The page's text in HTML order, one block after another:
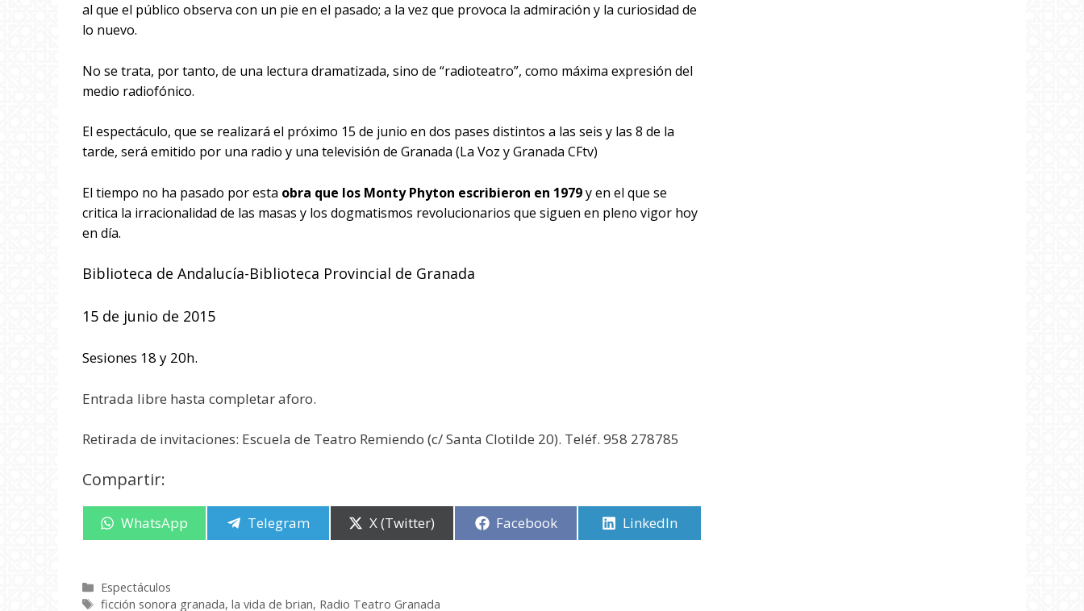
al que el público observa con un pie en el pasado; a la vez que provoca la admiración y la curiosidad de
lo nuevo.
No se trata, por tanto, de una lectura dramatizada, sino de “radioteatro”, como máxima expresión del
medio radiofónico.
El espectáculo, que se realizará el próximo 15 de junio en dos pases distintos a las seis y las 8 de la
tarde, será emitido por una radio y una televisión de Granada (La Voz y Granada CFtv)
El tiempo no ha pasado por esta obra que los Monty Phyton escribieron en 1979y en el que se
critica la irracionalidad de las masas y los dogmatismos revolucionarios que siguen en pleno vigor hoy
en día.
Biblioteca de Andalucía-Biblioteca Provincial de Granada
15 de junio de 2015
Sesiones 18 y 20h.
Entrada libre hasta completar aforo.
Retirada de invitaciones: Escuela de Teatro Remiendo (c/ Santa Clotilde 20). Teléf. 958 278785
Compartir:
Compartir
en
WhatsApp Compartir
en
Telegram Compartir
en
X (Twitter) Compartir
en
Facebook Compartir
en
LinkedIn
Categorías
Espectáculos
Etiquetas
ficción sonora granada,la vida de brian, Radio Teatro Granada